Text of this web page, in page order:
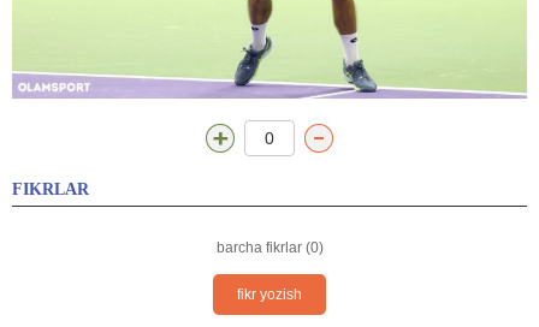
0
FIKRLAR
barcha fikrlar (0)
fikr yozish